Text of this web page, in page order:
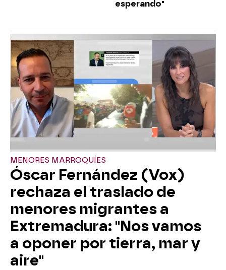
esperando"
MENORES MARROQUÍES
Óscar Fernández (Vox)
rechaza el traslado de
menores migrantes a
Extremadura: "Nos vamos
a oponer por tierra, mar y
aire"